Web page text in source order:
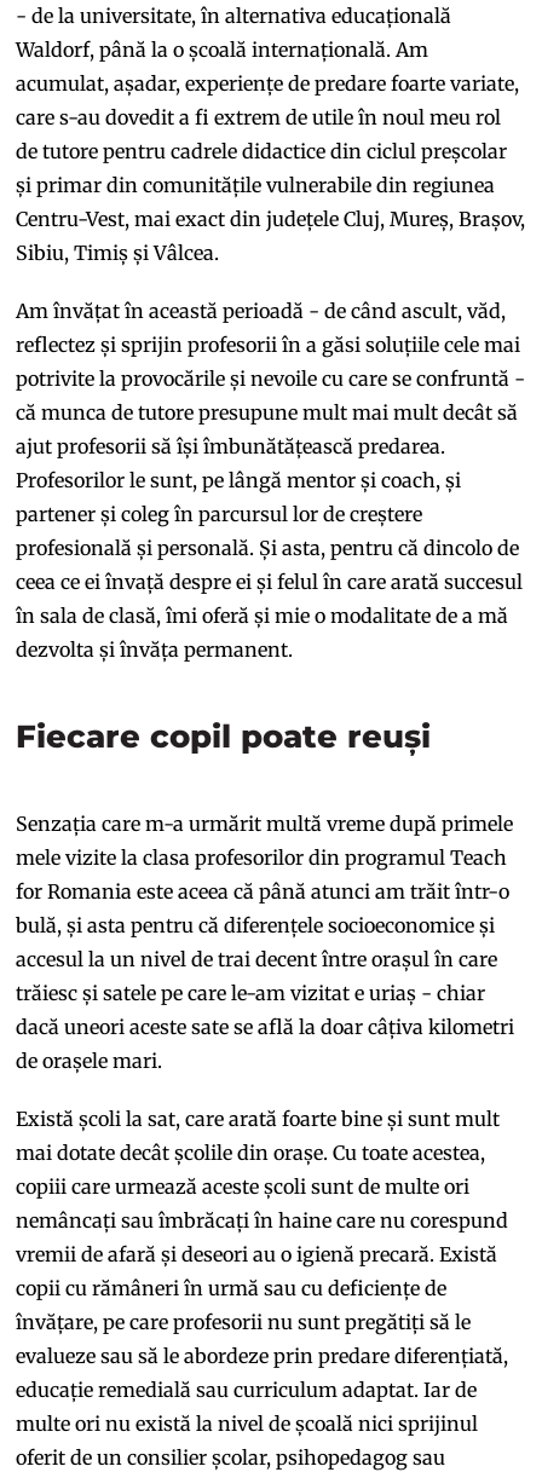
- de la universitate, în alternativa educațională
Waldorf, până la o școală internațională. Am
acumulat, așadar, experiențe de predare foarte variate,
care s-au dovedit a fi extrem de utile în noul meu rol
de tutore pentru cadrele didactice din ciclul preșcolar
și primar din comunitățile vulnerabile din regiunea
Centru-Vest, mai exact din județele Cluj, Mureș, Brașov,
Sibiu, Timiș și Vâlcea.
Am învățat în această perioadă - de când ascult, văd,
reflectez și sprijin profesorii în a găsi soluțiile cele mai
potrivite la provocările și nevoile cu care se confruntă -
că munca de tutore presupune mult mai mult decât să
ajut profesorii să își îmbunătățească predarea.
Profesorilor le sunt, pe lângă mentor și coach, și
partener și coleg în parcursul lor de creștere
profesională și personală. Și asta, pentru că dincolo de
ceea ce ei învață despre ei și felul în care arată succesul
în sala de clasă, îmi oferă și mie o modalitate de a mă
dezvolta și învăța permanent.
Fiecare copil poate reuși
Senzația care m-a urmărit multă vreme după primele
mele vizite la clasa profesorilor din programul Teach
for Romania este aceea că până atunci am trăit într-o
bulă, și asta pentru că diferențele socioeconomice și
accesul la un nivel de trai decent între orașul în care
trăiesc și satele pe care le-am vizitat e uriaș - chiar
dacă uneori aceste sate se află la doar câțiva kilometri
de orașele mari.
Există școli la sat, care arată foarte bine și sunt mult
mai dotate decât școlile din orașe. Cu toate acestea,
copiii care urmează aceste școli sunt de multe ori
nemâncați sau îmbrăcați în haine care nu corespund
vremii de afară și deseori au o igienă precară. Există
copii cu rămâneri în urmă sau cu deficiențe de
învățare, pe care profesorii nu sunt pregătiți să le
evalueze sau să le abordeze prin predare diferențiată,
educație remedială sau curriculum adaptat. Iar de
multe ori nu există la nivel de școală nici sprijinul
oferit de un consilier școlar, psihopedagog sau